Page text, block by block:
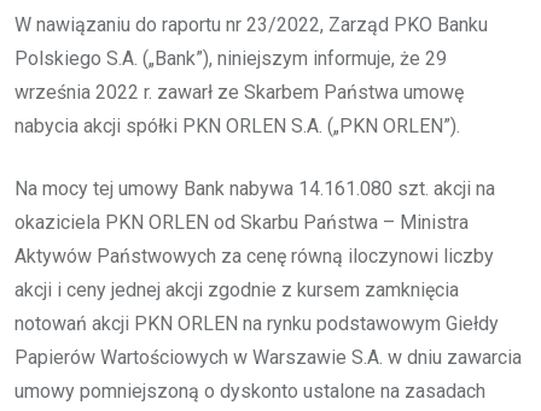
W nawiązaniu do raportu nr 23/2022, Zarząd PKO Banku
Polskiego S.A. („Bank”), niniejszym informuje, że 29
września 2022 r. zawarł ze Skarbem Państwa umowę
nabycia akcji spółki PKN ORLEN S.A. („PKN ORLEN”).
Na mocy tej umowy Bank nabywa 14.161.080 szt. akcji na
okaziciela PKN ORLEN od Skarbu Państwa – Ministra
Aktywów Państwowych za cenę równą iloczynowi liczby
akcji i ceny jednej akcji zgodnie z kursem zamknięcia
notowań akcji PKN ORLEN na rynku podstawowym Giełdy
Papierów Wartościowych w Warszawie S.A. w dniu zawarcia
umowy pomniejszoną o dyskonto ustalone na zasadach